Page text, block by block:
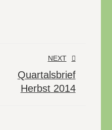
NEXT
Quartalsbrief
Herbst 2014